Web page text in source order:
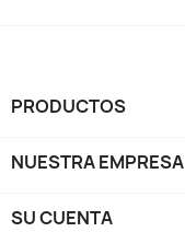
PRODUCTOS
NUESTRA EMPRESA
SU CUENTA